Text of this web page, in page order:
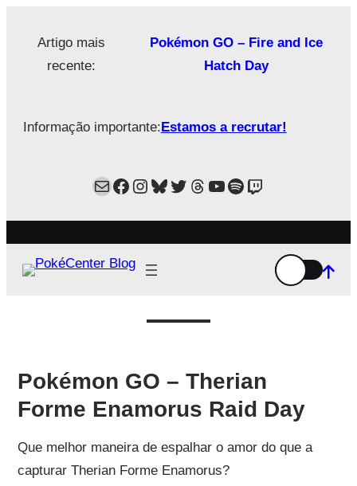
Artigo mais
recente:
Pokémon GO – Fire and Ice
Hatch Day
Informação importante:Estamos a recrutar!
MailFacebook
Instagram
Bluesky
Twitter
Estamos no Threads!
YouTube
Spotify
Twitch
Pokémon GO – Therian
Forme Enamorus Raid Day
Que melhor maneira de espalhar o amor do que a
capturar Therian Forme Enamorus?